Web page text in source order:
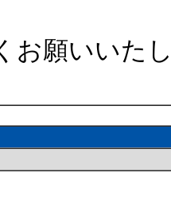
お願いいた